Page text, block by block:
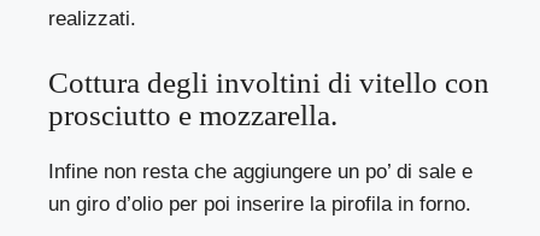
realizzati.
Cottura degli involtini di vitello con
prosciutto e mozzarella.
Infine non resta che aggiungere un po’ di sale e
un giro d’olio per poi inserire la pirofila in forno.